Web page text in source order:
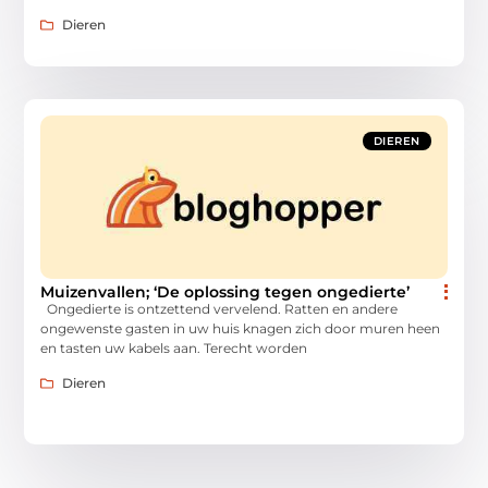
Dieren
DIEREN
Muizenvallen; ‘De oplossing tegen ongedierte’
Ongedierte is ontzettend vervelend. Ratten en andere
ongewenste gasten in uw huis knagen zich door muren heen
en tasten uw kabels aan. Terecht worden
Dieren